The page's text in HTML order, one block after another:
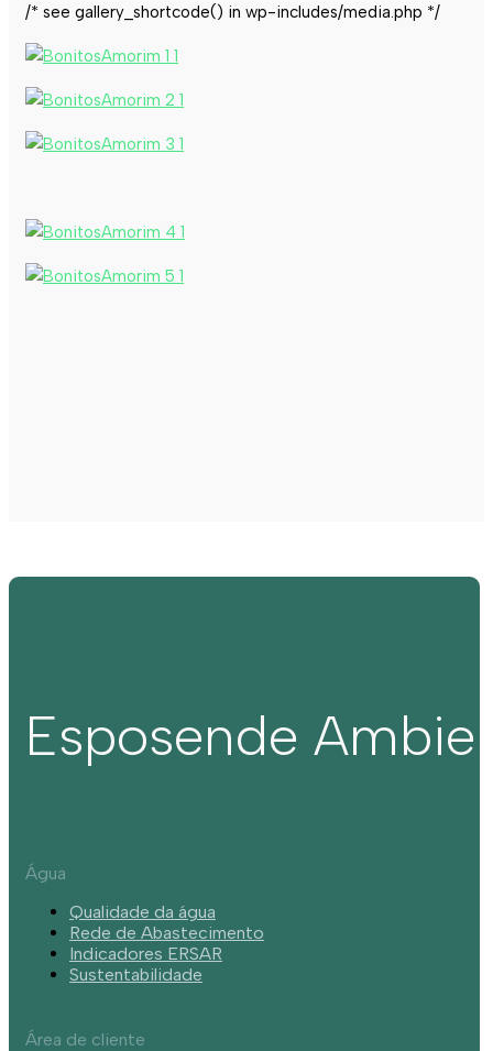
/* see gallery_shortcode() in wp-includes/media.php */
Esposende
Água
Qualidade da água
Rede de Abastecimento
Indicadores ERSAR
Sustentabilidade
Área de cliente